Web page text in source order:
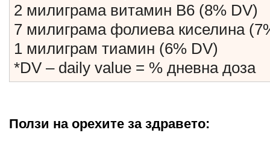
2 милиграма витамин В6 (8% DV)
7 милиграма фолиева киселина
1 милиграм тиамин (6% DV)
*DV – daily value = % дневна доза
Ползи на орехите за здравето: